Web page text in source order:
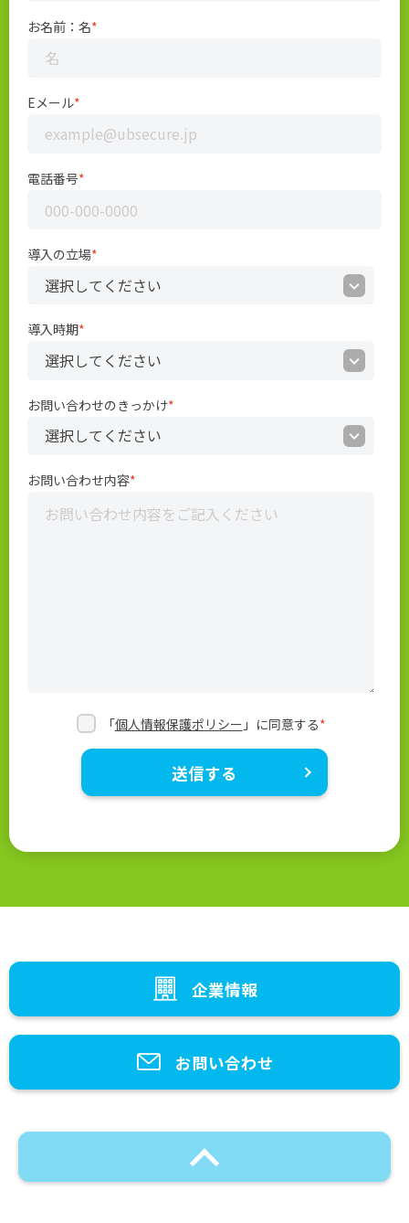
お名前：名*
Eメール*
電話番号*
導入の立場*
導入時期*
お問い合わせのきっかけ*
お問い合わせ内容*
「個人情報保護ポリシー 」に同意する*
企業情報
お問い合わせ